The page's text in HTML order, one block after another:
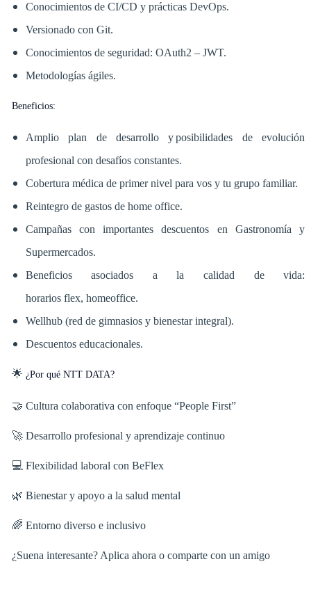
Conocimientos de CI/CD y prácticas DevOps.
Versionado con Git.
Conocimientos de seguridad: OAuth2 – JWT.
Metodologías ágiles.
Beneficios:
Amplio plan de desarrollo y posibilidades de evolución
profesional con desafíos constantes.
Cobertura médica de primer nivel para vos y tu grupo familiar.
Reintegro de gastos de home office.
Campañas con importantes descuentos en Gastronomía y
Supermercados.
Beneficios asociados a la calidad de vida:
horarios flex, homeoffice.
Wellhub (red de gimnasios y bienestar integral).
Descuentos educacionales.
🌟 ¿Por qué NTT DATA?
🤝 Cultura colaborativa con enfoque “People First”
🚀 Desarrollo profesional y aprendizaje continuo
💻 Flexibilidad laboral con BeFlex
🌿 Bienestar y apoyo a la salud mental
🌈 Entorno diverso e inclusivo
¿Suena interesante? Aplica ahora o comparte con un amigo